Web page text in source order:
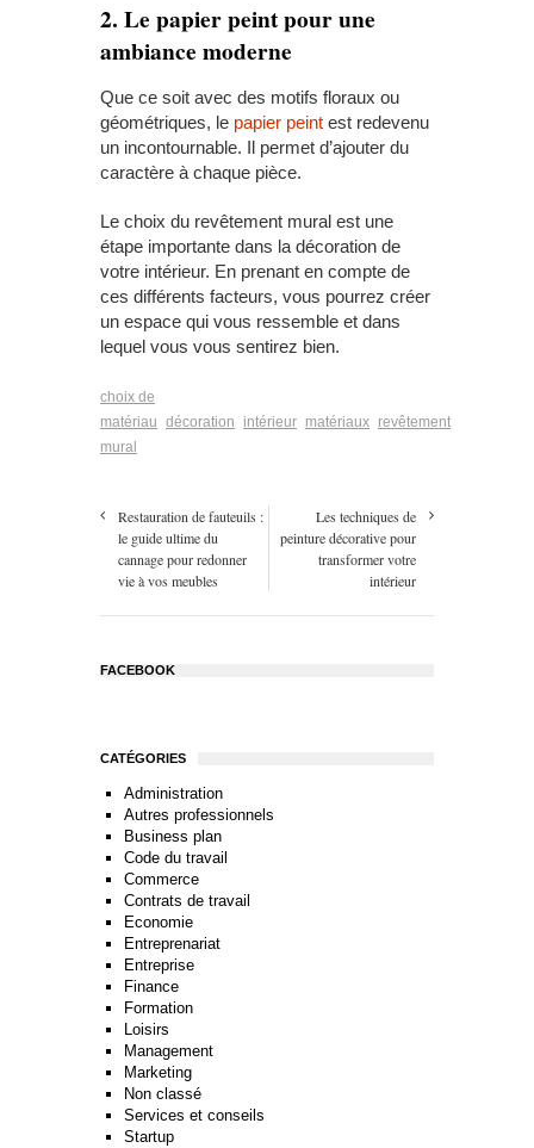
2. Le papier peint pour une
ambiance moderne
Que ce soit avec des motifs floraux ou
géométriques, le papier peint est redevenu
un incontournable. Il permet d’ajouter du
caractère à chaque pièce.
Le choix du revêtement mural est une
étape importante dans la décoration de
votre intérieur. En prenant en compte de
ces différents facteurs, vous pourrez créer
un espace qui vous ressemble et dans
lequel vous vous sentirez bien.
choix de
matériau décoration intérieur matériaux revêtement
mural
Restauration de fauteuils :
le guide ultime du
cannage pour redonner
vie à vos meubles
Les techniques de
peinture décorative pour
transformer votre
intérieur
FACEBOOK
CATÉGORIES
Administration
Autres professionnels
Business plan
Code du travail
Commerce
Contrats de travail
Economie
Entreprenariat
Entreprise
Finance
Formation
Loisirs
Management
Marketing
Non classé
Services et conseils
Startup